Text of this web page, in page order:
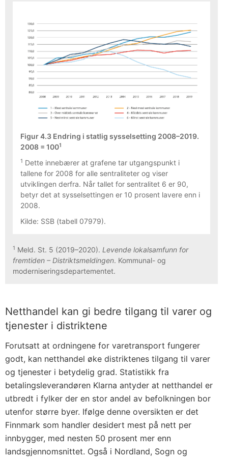
Figur 4.3 Endring i statlig sysselsetting 2008–2019.
2008 = 1001
1 Dette innebærer at grafene tar utgangspunkt i
tallene for 2008 for alle sentraliteter og viser
utviklingen derfra. Når tallet for sentralitet 6 er 90,
betyr det at sysselsettingen er 10 prosent lavere enn i
2008.
Kilde: SSB (tabell 07979).
1 Meld. St. 5 (2019–2020). Levende lokalsamfunn for
fremtiden – Distriktsmeldingen. Kommunal- og
moderniseringsdepartementet.
Netthandel kan gi bedre tilgang til varer og
tjenester i distriktene
Forutsatt at ordningene for varetransport fungerer
godt, kan netthandel øke distriktenes tilgang til varer
og tjenester i betydelig grad. Statistikk fra
betalingsleverandøren Klarna antyder at netthandel er
utbredt i fylker der en stor andel av befolkningen bor
utenfor større byer. Ifølge denne oversikten er det
Finnmark som handler desidert mest på nett per
innbygger, med nesten 50 prosent mer enn
landsgjennomsnittet. Også i Nordland, Sogn og